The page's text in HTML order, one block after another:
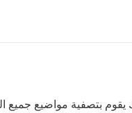
يقوم بتصفية مواضيع جميع